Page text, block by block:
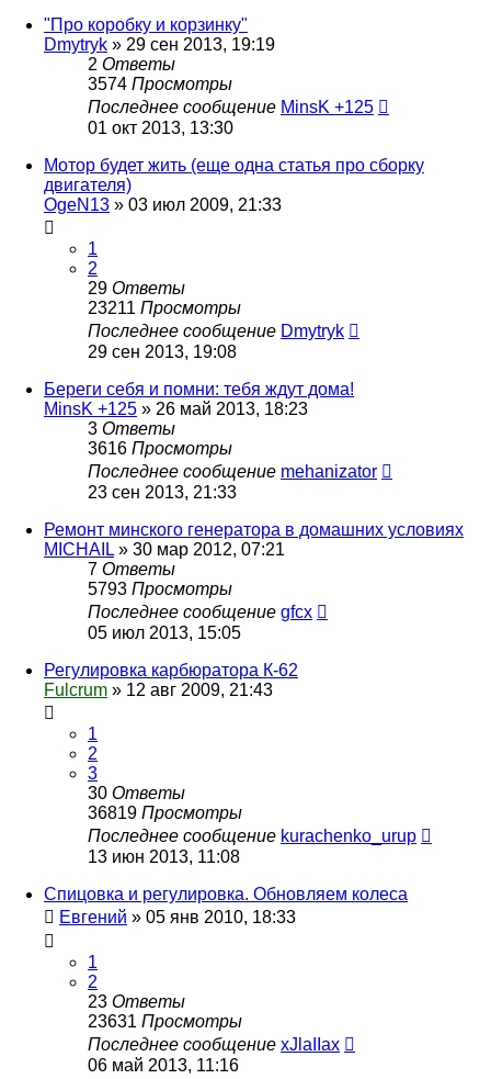
"Про коробку и корзинку"
Dmytryk » 29 сен 2013, 19:19
2 Ответы
3574 Просмотры
Последнее сообщение MinsK +125
01 окт 2013, 13:30
Мотор будет жить (еще одна статья про сборку
двигателя)
OgeN13 » 03 июл 2009, 21:33
1
2
29 Ответы
23211 Просмотры
Последнее сообщение Dmytryk
29 сен 2013, 19:08
Береги себя и помни: тебя ждут дома!
MinsK +125 » 26 май 2013, 18:23
3 Ответы
3616 Просмотры
Последнее сообщение mehanizator
23 сен 2013, 21:33
Ремонт минского генератора в домашних условиях
MICHAIL » 30 мар 2012, 07:21
7 Ответы
5793 Просмотры
Последнее сообщение gfcx
05 июл 2013, 15:05
Регулировка карбюратора К-62
Fulcrum » 12 авг 2009, 21:43
1
2
3
30 Ответы
36819 Просмотры
Последнее сообщение kurachenko_urup
13 июн 2013, 11:08
Спицовка и регулировка. Обновляем колеса
Евгений » 05 янв 2010, 18:33
1
2
23 Ответы
23631 Просмотры
Последнее сообщение xJlaIIax
06 май 2013, 11:16